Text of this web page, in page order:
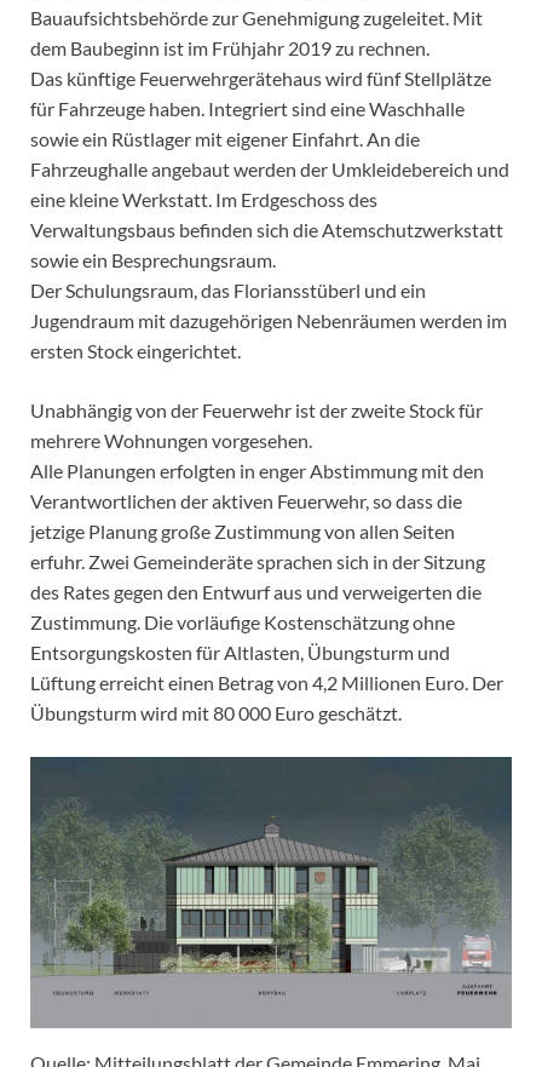
Bauaufsichtsbehörde zur Genehmigung zugeleitet. Mit
dem Baubeginn ist im Frühjahr 2019 zu rechnen.
Das künftige Feuerwehrgerätehaus wird fünf Stellplätze
für Fahrzeuge haben. Integriert sind eine Waschhalle
sowie ein Rüstlager mit eigener Einfahrt. An die
Fahrzeughalle angebaut werden der Umkleidebereich und
eine kleine Werkstatt. Im Erdgeschoss des
Verwaltungsbaus befinden sich die Atemschutzwerkstatt
sowie ein Besprechungsraum.
Der Schulungsraum, das Floriansstüberl und ein
Jugendraum mit dazugehörigen Nebenräumen werden im
ersten Stock eingerichtet.
Unabhängig von der Feuerwehr ist der zweite Stock für
mehrere Wohnungen vorgesehen.
Alle Planungen erfolgten in enger Abstimmung mit den
Verantwortlichen der aktiven Feuerwehr, so dass die
jetzige Planung große Zustimmung von allen Seiten
erfuhr. Zwei Gemeinderäte sprachen sich in der Sitzung
des Rates gegen den Entwurf aus und verweigerten die
Zustimmung. Die vorläufige Kostenschätzung ohne
Entsorgungskosten für Altlasten, Übungsturm und
Lüftung erreicht einen Betrag von 4,2 Millionen Euro. Der
Übungsturm wird mit 80 000 Euro geschätzt.
Quelle: Mitteilungsblatt der Gemeinde Emmering, Mai